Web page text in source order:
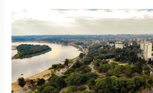
de
capacitación
gratuito
para
emprendedores
en
Concepción